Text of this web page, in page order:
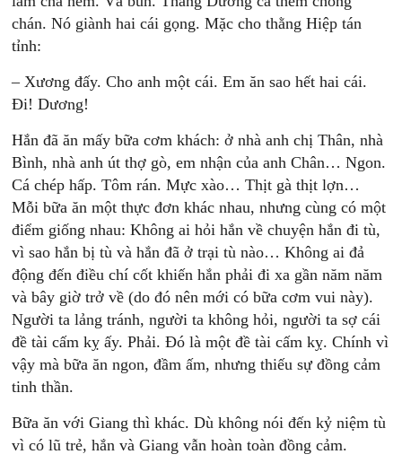
chán. Nó giành hai cái gọng. Mặc cho thằng Hiệp tán
tỉnh:
– Xương đấy. Cho anh một cái. Em ăn sao hết hai cái.
Đi! Dương!
Hắn đã ăn mấy bữa cơm khách: ở nhà anh chị Thân, nhà
Bình, nhà anh út thợ gò, em nhận của anh Chân… Ngon.
Cá chép hấp. Tôm rán. Mực xào… Thịt gà thịt lợn…
Mỗi bữa ăn một thực đơn khác nhau, nhưng cùng có một
điểm giống nhau: Không ai hỏi hắn về chuyện hắn đi tù,
vì sao hắn bị tù và hắn đã ở trại tù nào… Không ai đả
động đến điều chí cốt khiến hắn phải đi xa gần năm năm
và bây giờ trở về (do đó nên mới có bữa cơm vui này).
Người ta lảng tránh, người ta không hỏi, người ta sợ cái
đề tài cấm kỵ ấy. Phải. Đó là một đề tài cấm kỵ. Chính vì
vậy mà bữa ăn ngon, đầm ấm, nhưng thiếu sự đồng cảm
tinh thần.
Bữa ăn với Giang thì khác. Dù không nói đến kỷ niệm tù
vì có lũ trẻ, hắn và Giang vẫn hoàn toàn đồng cảm.